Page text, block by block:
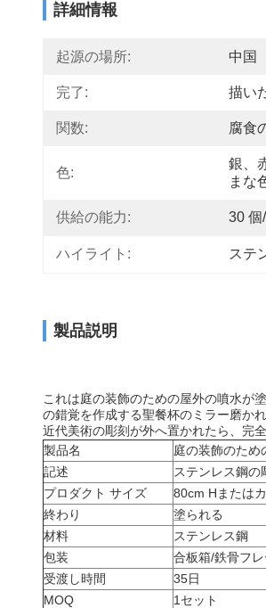
詳細情報
起源の場所: 中国
完了: 描い
関数: 腐食
色:
銀、
まな
供給の能力: 30 個
ハイライト: ステ
製品説明
これは庭の装飾のための屋外の噴水が
の錯覚を作成する聖餐杯のミラー磨か
近代美術の彫刻が外へ置かれたら、完
製品名
庭の装飾のため
記述
ステンレス鋼の
プロダクト サイズ
80cm Hまたは
終わり
塗られる
材料
ステンレス鋼
包装
合板箱/鉄骨フレ
受渡し時間
35日
MOQ
1セット